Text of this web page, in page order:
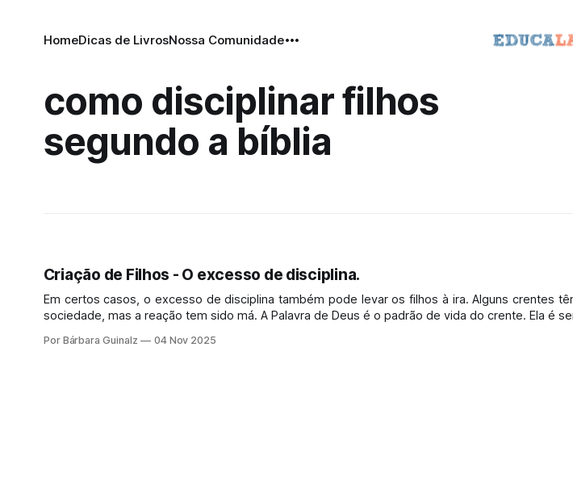
HomeDicas de LivrosNossa Comunidade
como disciplinar filhos
segundo a bíblia
Criação de Filhos - O excesso de disciplina.
Em certos casos, o excesso de disciplina também pode levar os filhos à ira. Alguns crentes
sociedade, mas a reação tem sido má. A Palavra de Deus é o padrão de vida do crente. Ela é
Por Bárbara Guinalz 04 Nov 2025